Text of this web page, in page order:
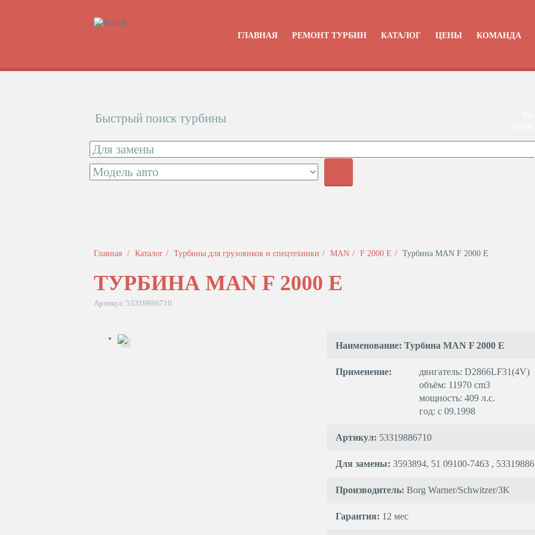
ГЛАВНАЯ РЕМОНТ ТУРБИН КАТАЛОГ ЦЕНЫ КОМАНДА
Быстрый поиск турбины
Главная Каталог Турбины для грузовиков и спецтехники MAN F 2000 E Турбина MAN F 2000 E
ТУРБИНА MAN F 2000 E
Артикул: 53319886710
Наименование: Турбина MAN F 2000 E
Применение:
двигатель: D2866LF31(4V)
объём: 11970 cm3
мощность: 409 л.с.
год: с 09.1998
Артикул: 53319886710
Для замены: 3593894, 51 09100-7463 ,
Производитель: Borg Warner/Schwitzer/3K
Гарантия: 12 мес